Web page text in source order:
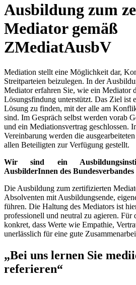
Ausbildung zum
Mediator gemäß
ZMediatAusbV
Mediation stellt eine Möglichkeit dar,
Streitparteien beizulegen. In der
Mediator erfahren Sie, wie ein Mediator
Lösungsfindung unterstützt. Das Ziel ist
Lösung zu finden, mit der alle am
sind. Im Gespräch selbst werden vorab
und ein Mediationsvertrag geschlossen.
Vereinbarung werden die
allen Beteiligten zur Verfügung gestellt.
Wir sind ein
AusbilderInnen des
Die Ausbildung zum zertifizierten
Absolventen mit Ausbildungsende,
führen. Die Haltung des Mediators ist
professionell und neutral zu agieren. Für
konkret, dass Werte wie Empathie,
unerlässlich für eine gute
„Bei uns lernen Sie
referieren“